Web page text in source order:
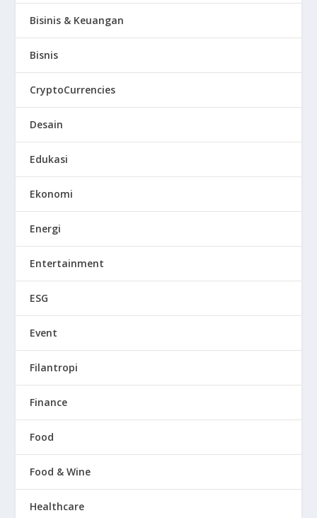
Bisinis & Keuangan
Bisnis
CryptoCurrencies
Desain
Edukasi
Ekonomi
Energi
Entertainment
ESG
Event
Filantropi
Finance
Food
Food & Wine
Healthcare